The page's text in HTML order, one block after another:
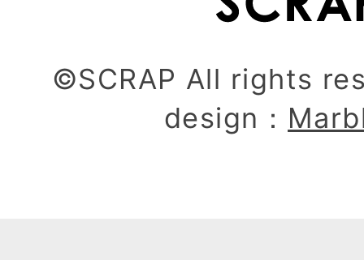
©SCRAP All rights
design：